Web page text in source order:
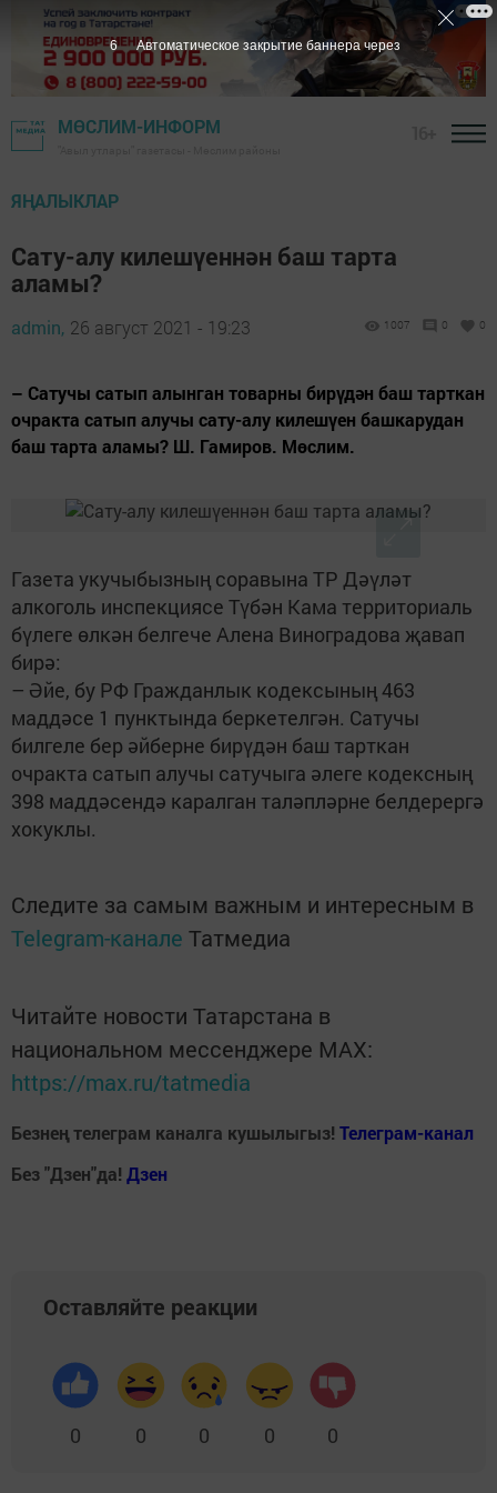
МӨСЛИМ-ИНФОРМ
ЯҢАЛЫКЛАР
Сату-алу килешүеннән баш тарта
аламы?
admin, 26 август 2021 - 19:23 1007 0 0
– Сатучы сатып алынган товарны бирүдән баш тарткан
очракта сатып алучы сату-алу килешүен башкарудан
баш тарта аламы? Ш. Гамиров. Мөслим.
Газета укучыбызның соравына ТР Дәүләт
алкоголь инспекциясе Түбән Кама территориаль
бүлеге өлкән белгече Алена Виноградова җавап
бирә:
– Әйе, бу РФ Гражданлык кодексының 463
маддәсе 1 пунктында беркетелгән. Сатучы
билгеле бер әйберне бирүдән баш тарткан
очракта сатып алучы сатучыга әлеге кодексның
398 маддәсендә каралган таләпләрне белдерергә
хокуклы.
Следите за самым важным и интересным в
Telegram-канале Татмедиа
Читайте новости Татарстана в
национальном мессенджере MАХ:
https://max.ru/tatmedia
Безнең телеграм каналга кушылыгыз! Телеграм-канал
Без "Дзен"да! Дзен
Оставляйте реакции
0 0 0 0 0
5 Автоматическое закрытие баннера через